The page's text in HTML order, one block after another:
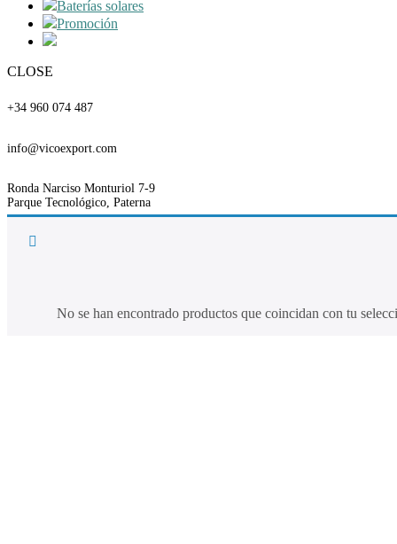
Baterías solares
Promoción
CLOSE
Teléfono
+34 960 074 487
Email
info@vicoexport.com
Dirección
Ronda Narciso Monturiol 7-9
Parque Tecnológico, Paterna
No se han encontrado productos que coincidan con tu